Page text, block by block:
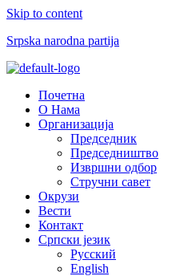
Skip to content
Srpska narodna partija
Menu
Почетна
О Нама
Организација
Председник
Председништво
Извршни одбор
Стручни савет
Окрузи
Вести
Контакт
Српски језик
Русский
English